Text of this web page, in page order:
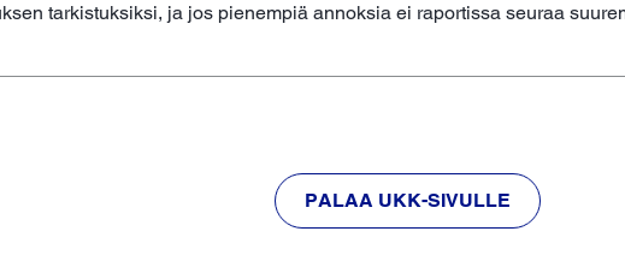
tarkistuksiksi, ja jos pienempiä annoksia ei raportissa seuraa
PALAA UKK-SIVULLE